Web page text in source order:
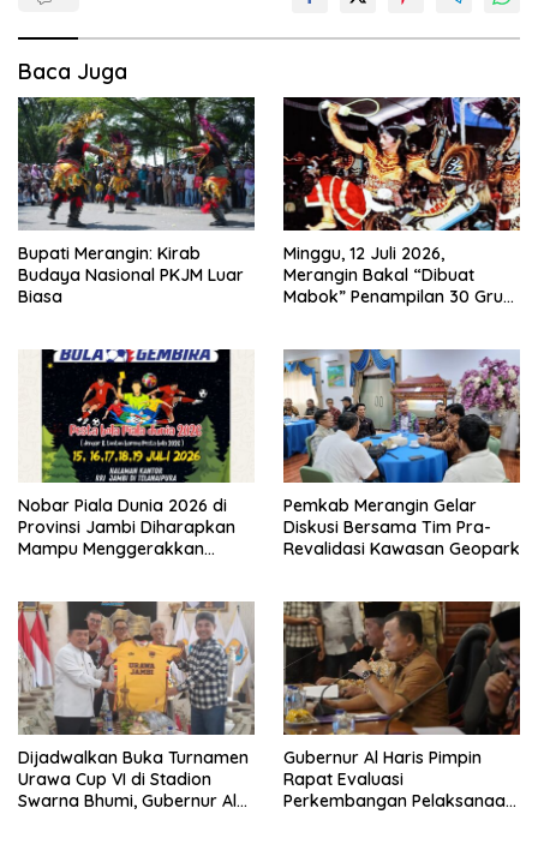
Baca Juga
Bupati Merangin: Kirab
Budaya Nasional PKJM Luar
Biasa
Minggu, 12 Juli 2026,
Merangin Bakal “Dibuat
Mabok” Penampilan 30 Grup
Nobar Piala Dunia 2026 di
Provinsi Jambi Diharapkan
Mampu Menggerakkan
Pemkab Merangin Gelar
Diskusi Bersama Tim Pra-
Revalidasi Kawasan Geopark
Dijadwalkan Buka Turnamen
Urawa Cup VI di Stadion
Swarna Bhumi, Gubernur Al
Gubernur Al Haris Pimpin
Rapat Evaluasi
Perkembangan Pelaksanaan